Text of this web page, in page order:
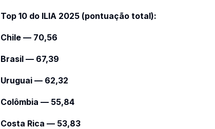
Top 10 do ILIA 2025 (pontuação total):
Chile — 70,56
Brasil — 67,39
Uruguai — 62,32
Colômbia — 55,84
Costa Rica — 53,83